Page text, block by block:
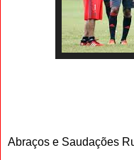
Abraços e Saudações